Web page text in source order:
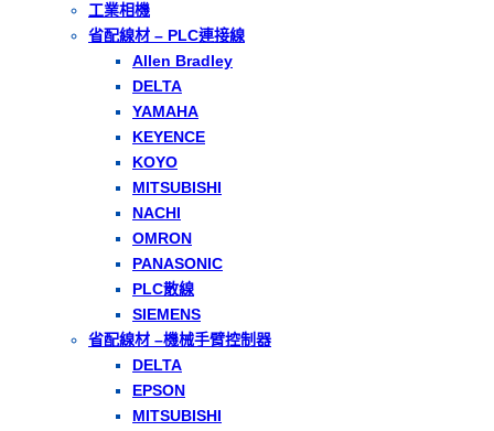
工業相機
省配線材 – PLC連接線
Allen Bradley
DELTA
YAMAHA
KEYENCE
KOYO
MITSUBISHI
NACHI
OMRON
PANASONIC
PLC散線
SIEMENS
省配線材 –機械手臂控制器
DELTA
EPSON
MITSUBISHI